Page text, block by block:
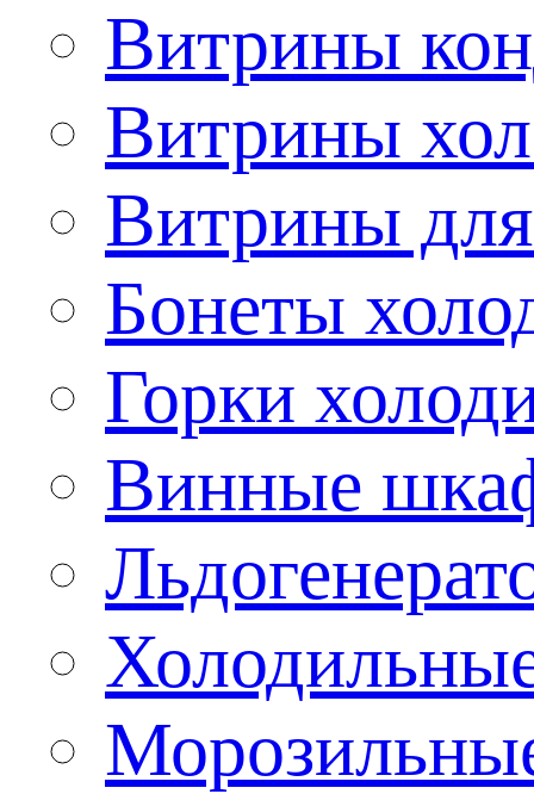
Витрины
Витрины
Витрины
Бонеты
Горки
Винные